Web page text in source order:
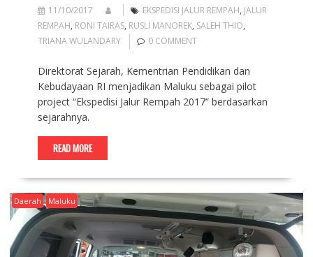
11/10/2017 EKSPEDISI JALUR REMPAH, JALUR
REMPAH, RONI TAIRAS, RUSLI MANOREK, SALEH THIO,
TRIANA WULANDARY
0 COMMENT
Direktorat Sejarah, Kementrian Pendidikan dan
Kebudayaan RI menjadikan Maluku sebagai pilot
project “Ekspedisi Jalur Rempah 2017” berdasarkan
sejarahnya.
READ MORE
Daerah Maluku